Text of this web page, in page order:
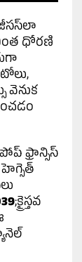
జీసస్‌లా
ధోరణి
వెనుక
ఫ్రాన్సిస్
;క్రైస్తవ